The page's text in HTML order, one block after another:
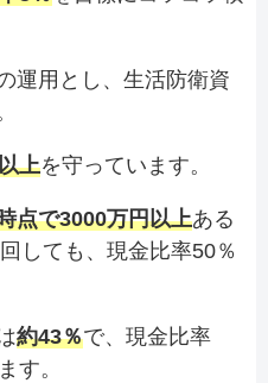
運用とし、生活防衛資
上を守っています。
点で3000万円以上ある
しても、現金比率50％
約43％で、現金比率
す。